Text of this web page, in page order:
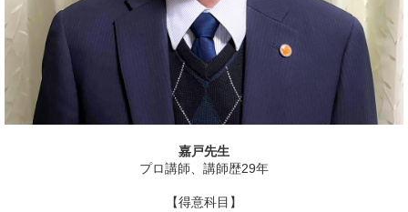
嘉戸先生
プロ講師、講師歴29年
【得意科目】